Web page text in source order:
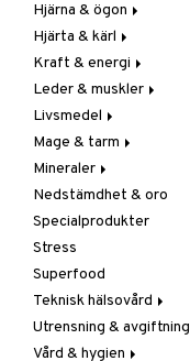
Övriga
Sex & lust
Skelett
Urinvägar
Prostata
Sex & lust
Förebyggande &
lindrande
Hostdämpande
Öron, näsa & hals
Övriga
Virushämmande
Vitlök
Hår
Kosttillskott
Sol & pigment
Hjärna & ögon
Fettsyror
Minne
Ögon
Hjärta & kärl
Ginkgo biloba
Kärlstärkande
Kolesterolsänkande
Marina fettsyror
Veg fettsyror
Kraft & energi
Ginseng
Övriga
Prestation
Q-10
Rosenrot
Schizandra
Leder & muskler
Kosttillskott
Utvärtes
Livsmedel
Bars
Choklad
Diverse
Drycker
Förvaring
Frukt, frö & nötter
Groddning
Kokos
Kryddor & buljong
Mage & tarm
Drycker
Fibrer
Matsmältning
Syrareglerande
Tarm
Utrensning
Mineraler
Järn
Kalcium
Krom
Magnesium
Multimineraler
Övriga
Selen
Nedstämdhet & oro
Specialprodukter
Stress
Superfood
Teknisk hälsovård
Ljusterapi
Luftfuktare
Utrensning & avgiftning
Vård & hygien